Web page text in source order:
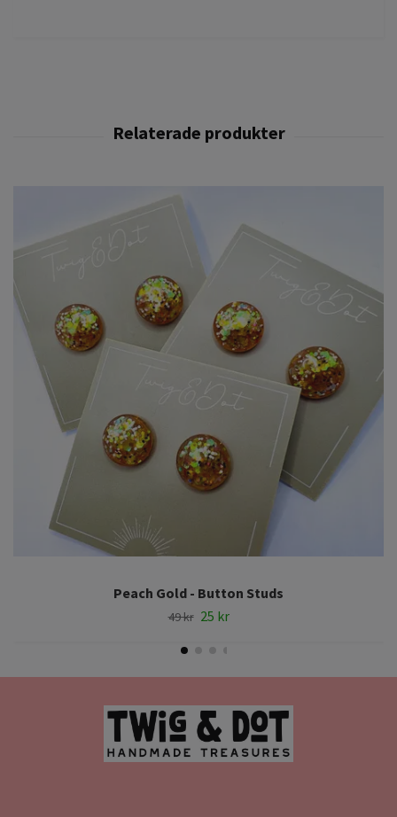
Peach Gold - Button Studs
49 kr 25 kr